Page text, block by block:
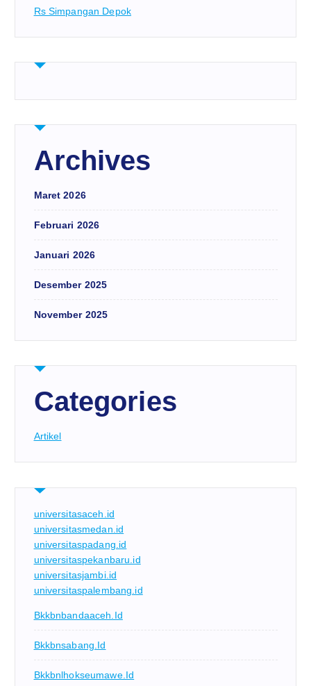
Rs Simpangan Depok
Archives
Maret 2026
Februari 2026
Januari 2026
Desember 2025
November 2025
Categories
Artikel
universitasaceh.id
universitasmedan.id
universitaspadang.id
universitaspekanbaru.id
universitasjambi.id
universitaspalembang.id
Bkkbnbandaaceh.id
Bkkbnsabang.id
Bkkbnlhokseumawe.id